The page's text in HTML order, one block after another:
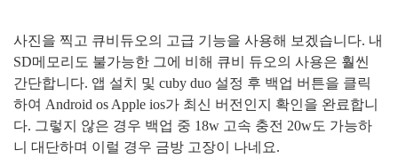
사진을 찍고 큐비듀오의 고급 기능을 사용해 보겠습니다. 내
SD메모리도 불가능한 그에 비해 큐비 듀오의 사용은 훨씬
간단합니다. 앱 설치 및 cuby duo 설정 후 백업 버튼을 클릭
하여 Android os Apple ios가 최신 버전인지 확인을 완료합니
다. 그렇지 않은 경우 백업 중 18w 고속 충전 20w도 가능하
니 대단하며 이럴 경우 금방 고장이 나네요.